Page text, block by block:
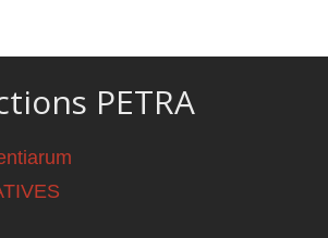
PETRA